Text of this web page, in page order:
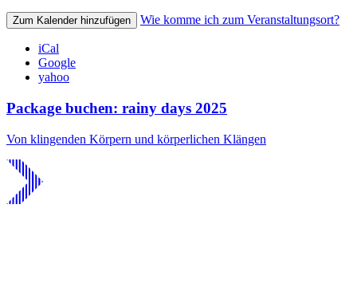
Zum Kalender hinzufügen Wie komme ich zum Veranstaltungsort?
iCal
Google
yahoo
Package buchen: rainy days 2025
Von klingenden Körpern und körperlichen Klängen